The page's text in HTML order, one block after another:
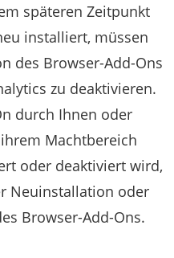
späteren Zeitpunkt
installiert, müssen
des Browser-Add-Ons
zu deaktivieren.
durch Ihnen oder
Machtbereich
oder deaktiviert wird,
Neuinstallation oder
Browser-Add-Ons.